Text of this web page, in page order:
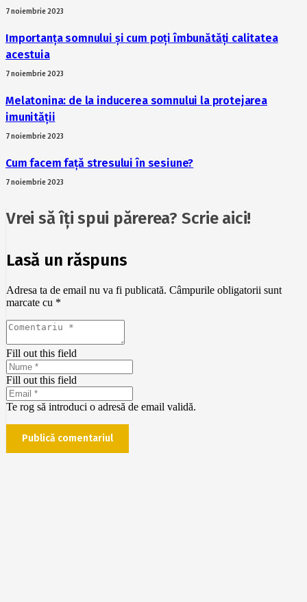
7 noiembrie 2023
Importanța somnului și cum poți îmbunătăți calitatea
acestuia
7 noiembrie 2023
Melatonina: de la inducerea somnului la protejarea
imunității
7 noiembrie 2023
Cum facem față stresului în sesiune?
7 noiembrie 2023
Vrei să îți spui părerea? Scrie aici!
Lasă un răspuns
Adresa ta de email nu va fi publicată. Câmpurile obligatorii sunt
marcate cu *
Fill out this field
Fill out this field
Te rog să introduci o adresă de email validă.
Publică comentariul